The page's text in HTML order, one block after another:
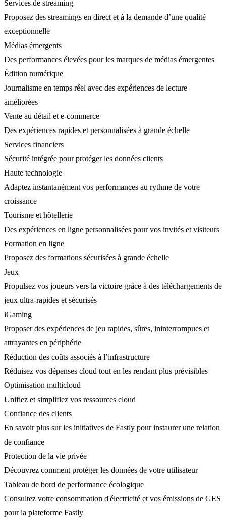
Services de streaming
Proposez des streamings en direct et à la demande d’une qualité
exceptionnelle
Médias émergents
Des performances élevées pour les marques de médias émergentes
Édition numérique
Journalisme en temps réel avec des expériences de lecture
améliorées
Vente au détail et e-commerce
Des expériences rapides et personnalisées à grande échelle
Services financiers
Sécurité intégrée pour protéger les données clients
Haute technologie
Adaptez instantanément vos performances au rythme de votre
croissance
Tourisme et hôtellerie
Des expériences en ligne personnalisées pour vos invités et visiteurs
Formation en ligne
Proposez des formations sécurisées à grande échelle
Jeux
Propulsez vos joueurs vers la victoire grâce à des téléchargements de
jeux ultra-rapides et sécurisés
iGaming
Proposer des expériences de jeu rapides, sûres, ininterrompues et
attrayantes en périphérie
Réduction des coûts associés à l’infrastructure
Réduisez vos dépenses cloud tout en les rendant plus prévisibles
Optimisation multicloud
Unifiez et simplifiez vos ressources cloud
Confiance des clients
En savoir plus sur les initiatives de Fastly pour instaurer une relation
de confiance
Protection de la vie privée
Découvrez comment protéger les données de votre utilisateur
Tableau de bord de performance écologique
Consultez votre consommation d'électricité et vos émissions de GES
pour la plateforme Fastly